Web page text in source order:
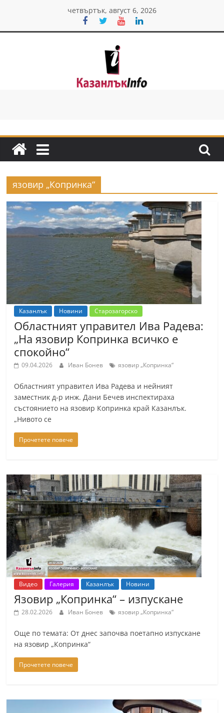
content
четвъртък, август 6, 2026
Казанлък
Н
в
и
н
и
о
т
а
з
а
н
л
ъ
к
и
б
л
с
т
т
а
р
а
З
а
г
о
р
а
–
a
z
a
l
язовир „Копринка“
Казанлък Новини Старозагорско
Областният управител Ива Радева:
„На язовир Копринка всичко е
спокойно“
09.04.2026 Иван Бонев язовир „Копринка“
Областният управител Ива Радева и нейният
заместник д-р инж. Дани Бечев инспектираха
състоянието на язовир Копринка край Казанлък.
„Нивото се
Прочетете повече
Видео Галерия Казанлък Новини
Язовир „Копринка“ – изпускане
28.02.2026 Иван Бонев язовир „Копринка“
Още по темата: От днес започва поетапно изпускане
на язовир „Копринка“
Прочетете повече